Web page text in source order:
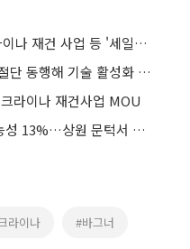
尹, 순방 마치고 귀국길…우크라이나 재건 사업 등 '세일즈 외교' 총력
카카오모빌리티, 폴란드 경제사절단 동행해 기술 활성화 방안 논의
라이나 재건사업 MOU
美 클래리티 법안 연내 통과 가능성 13%…상원 문턱서 제동
라이나 #바그너